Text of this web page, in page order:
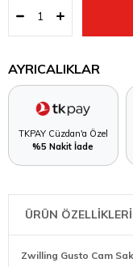
AYRICALIKLAR
TKPAY Cüzdan'a Özel
%5 Nakit İade
ÜRÜN ÖZELLİKLERİ
Zwilling Gusto Cam